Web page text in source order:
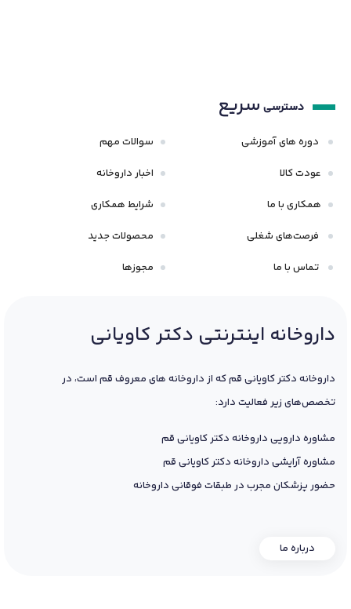
دسترسی سریع
دوره های آموزشی
عودت کالا
همکاری با ما
فرصت‌های شغلی
تماس با ما
سوالات مهم
اخبار داروخانه
شرایط همکاری
محصولات جدید
مجوزها
داروخانه اینترنتی دکتر کاویانی
داروخانه دکتر کاویانی قم که از داروخانه های معروف قم است، در
تخصص‌های زیر فعالیت دارد:
مشاوره دارویی داروخانه دکتر کاویانی قم
مشاوره آرایشی داروخانه دکتر کاویانی قم
حضور پزشکان مجرب در طبقات فوقانی داروخانه
درباره ما